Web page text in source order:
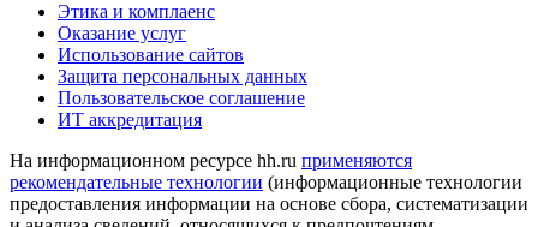
Этика и комплаенс
Оказание услуг
Использование сайтов
Защита персональных данных
Пользовательское соглашение
ИТ аккредитация
На информационном ресурсе hh.ru применяются
рекомендательные технологии (информационные технологии
предоставления информации на основе сбора, систематизации